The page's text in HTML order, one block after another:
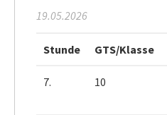
19.05.2026
Stunde GTS/Klasse
7. 10